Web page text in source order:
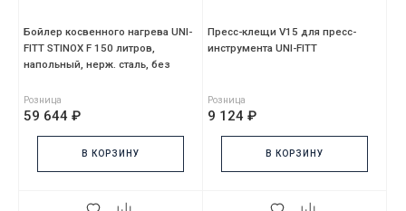
Бойлер косвенного нагрева UNI-
FITT STINOX F 150 литров,
напольный, нерж. сталь, без
Розница
59 644 ₽
В КОРЗИНУ
Пресс-клещи V15 для пресс-
инструмента UNI-FITT
Розница
9 124 ₽
В КОРЗИНУ